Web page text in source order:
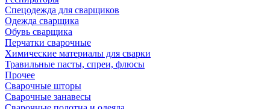
Спецодежда для сварщиков
Одежда сварщика
Обувь сварщика
Перчатки сварочные
Химические материалы для сварки
Травильные пасты, спреи, флюсы
Прочее
Сварочные шторы
Сварочные занавесы